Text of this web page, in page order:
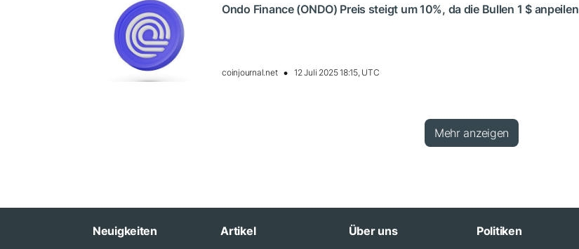
Ondo Finance (ONDO) Preis steigt um 10%, da die Bullen 1 $ anpeilen
coinjournal.net 12 Juli 2025 18:15, UTC
Mehr anzeigen
Neuigkeiten Artikel Über uns Politiken